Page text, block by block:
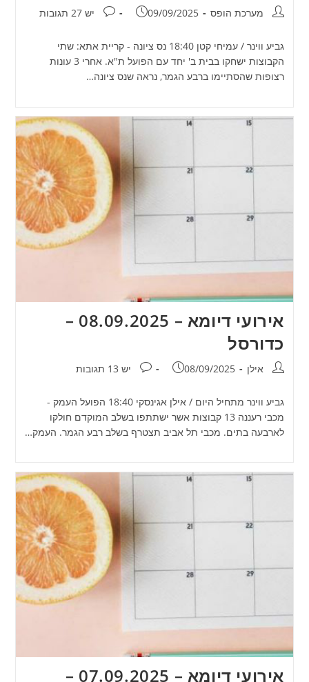
מחבר:מערכת הופס פורסם:
09/09/2025 תגובות:
יש 27 תגובות
גביע ווינר / עמיחי קטן 18:40 נס ציונה - קריית אתא: שתי
הקבוצות ישחקו בבית ב' יחד עם הפועל ת"א. אחרי 3 עונות
רצופות שהסתיימו ברבע הגמר, נראה שנס ציונה…
אירועי דיומא – 08.09.2025 –
כדורסל
מחבר:אילן פורסם:
08/09/2025 תגובות:
יש 13 תגובות
גביע ווינר מתחיל היום / אילן אגינסקי 18:40 הפועל העמק -
מכבי רעננה 13 קבוצות אשר ישתתפו בשלב המוקדם חולקו
לארבעה בתים. מכבי תל אביב תצטרף בשלב רבע הגמר. העמק…
אירועי דיומא – 07.09.2025 –